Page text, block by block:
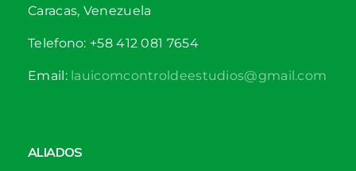
Caracas, Venezuela
Telefono: +58 412 081 7654
Email:lauicomcontroldeestudios@gmail.com
ALIADOS